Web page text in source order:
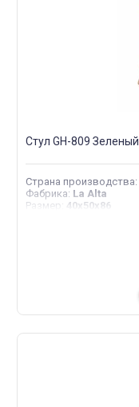
Стул GH-809 Зеленый
Страна производства:
Фабрика: La Alta
Размер : 40х50х86